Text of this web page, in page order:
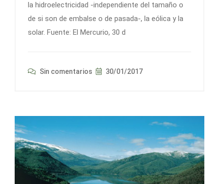
la hidroelectricidad -independiente del tamaño o
de si son de embalse o de pasada-, la eólica y la
solar. Fuente: El Mercurio, 30 d
Sin comentarios 30/01/2017